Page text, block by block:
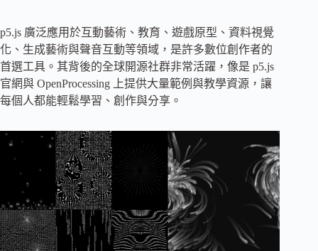
p5.js 廣泛應用於互動藝術、教育、遊戲原型、資料視覺
化、生成藝術與聲音互動等領域，是許多數位創作者的
首選工具。其背後的全球開源社群非常活躍，像是 p5.js
官網與 OpenProcessing 上提供大量範例與教學資源，讓
每個人都能輕鬆學習、創作與分享。